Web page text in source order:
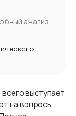
анализ
выступает
на вопросы